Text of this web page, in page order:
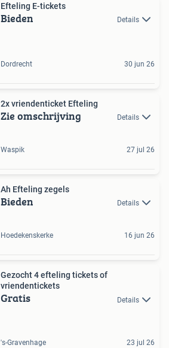
Efteling E-tickets
Bieden Details
Dordrecht 30 jun 26
2x vriendenticket Efteling
Zie omschrijving Details
Waspik 27 jul 26
Ah Efteling zegels
Bieden Details
Hoedekenskerke 16 jun 26
Gezocht 4 efteling tickets of
vriendentickets
Gratis Details
's-Gravenhage 23 jul 26